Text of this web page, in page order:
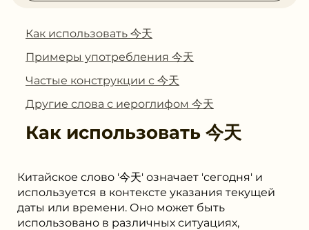
Как использовать 今天
Примеры употребления 今天
Частые конструкции с 今天
Другие слова с иероглифом 今天
Как использовать 今天
Китайское слово '今天' означает 'сегодня' и
используется в контексте указания текущей
даты или времени. Оно может быть
использовано в различных ситуациях,